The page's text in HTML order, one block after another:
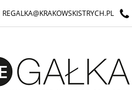
REGALKA@KRAKOWSKISTRYCH.PL